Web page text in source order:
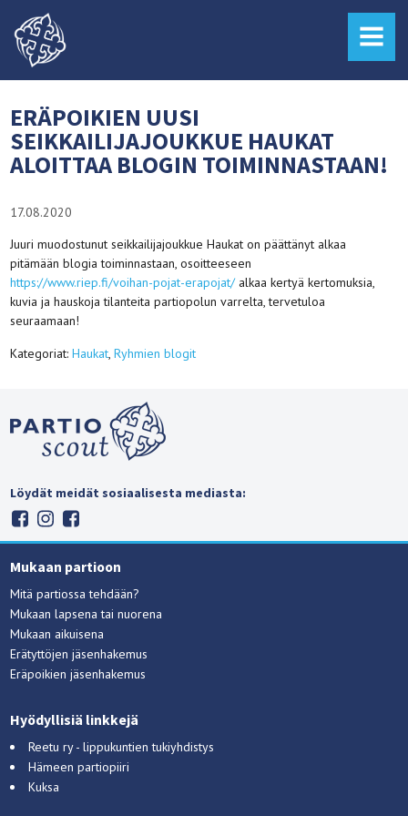
MENU
ERÄPOIKIEN UUSI
SEIKKAILIJAJOUKKUE HAUKAT
ALOITTAA BLOGIN TOIMINNASTAAN!
17.08.2020
Juuri muodostunut seikkailijajoukkue Haukat on päättänyt alkaa
pitämään blogia toiminnastaan, osoitteeseen
https://www.riep.fi/voihan-pojat-erapojat/alkaa kertyä kertomuksia,
kuvia ja hauskoja tilanteita partiopolun varrelta, tervetuloa
seuraamaan!
Kategoriat:Haukat,Ryhmien blogit
Löydät meidät sosiaalisesta mediasta:
Mukaan partioon
Mitä partiossa tehdään?
Mukaan lapsena tai nuorena
Mukaan aikuisena
Erätyttöjen jäsenhakemus
Eräpoikien jäsenhakemus
Hyödyllisiä linkkejä
Reetu ry - lippukuntien tukiyhdistys
Hämeen partiopiiri
Kuksa